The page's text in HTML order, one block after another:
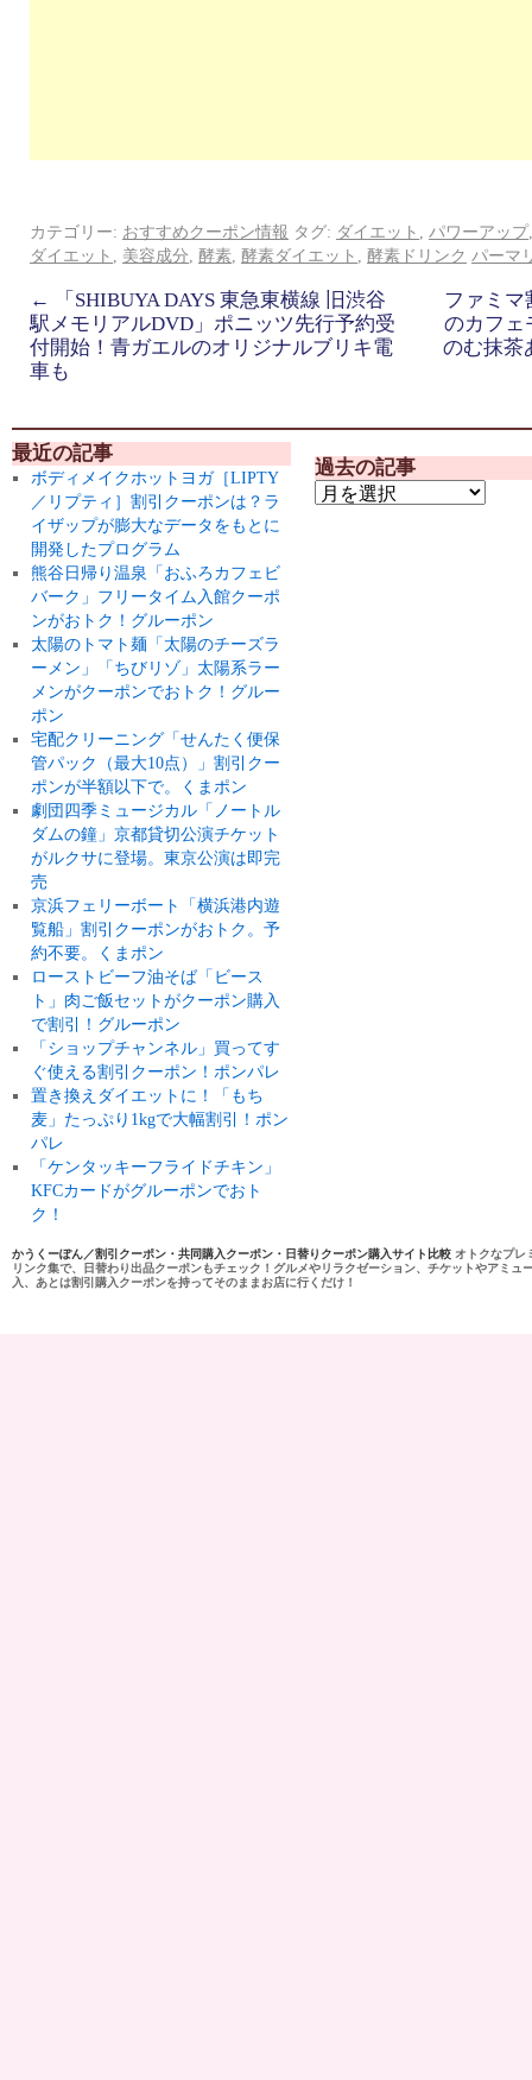
カテゴリー: おすすめクーポン情報 タグ: ダイエット パワーアップ
ダイエット
美容成分 酵素 酵素ダイエット 酵素ドリンク パーマ
←
「SHIBUYA DAYS 東急東横線 旧渋谷
駅メモリアルDVD」ポニッツ先行予約受
付開始！青ガエルのオリジナルブリキ電
車も
ファミマ
のカフェ
のむ抹茶
最近の記事
ボディメイクホットヨガ［LIPTY
／リプティ］割引クーポンは？ラ
イザップが膨大なデータをもとに
開発したプログラム
熊谷日帰り温泉「おふろカフェビ
バーク」フリータイム入館クーポ
ンがおトク！グルーポン
太陽のトマト麺「太陽のチーズラ
ーメン」「ちびリゾ」太陽系ラー
メンがクーポンでおトク！グルー
ポン
宅配クリーニング「せんたく便保
管パック（最大10点）」割引クー
ポンが半額以下で。くまポン
劇団四季ミュージカル「ノートル
ダムの鐘」京都貸切公演チケット
がルクサに登場。東京公演は即完
売
京浜フェリーボート「横浜港内遊
覧船」割引クーポンがおトク。予
約不要。くまポン
ローストビーフ油そば「ビース
ト」肉ご飯セットがクーポン購入
で割引！グルーポン
「ショップチャンネル」買ってす
ぐ使える割引クーポン！ポンパレ
置き換えダイエットに！「もち
麦」たっぷり1kgで大幅割引！ポン
パレ
「ケンタッキーフライドチキン」
KFCカードがグルーポンでおト
ク！
過去の記事
かうくーぽん／割引クーポン・共同購入クーポン・日替りクーポン購入サイト比較 オトクなプレ
リンク集で、日替わり出品クーポンもチェック！グルメやリラクゼーション、チケットやアミ
入、あとは割引購入クーポンを持ってそのままお店に行くだけ！